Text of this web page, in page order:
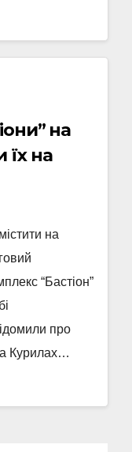
на
їх на
на
“Бастіон”
про
Курилах…